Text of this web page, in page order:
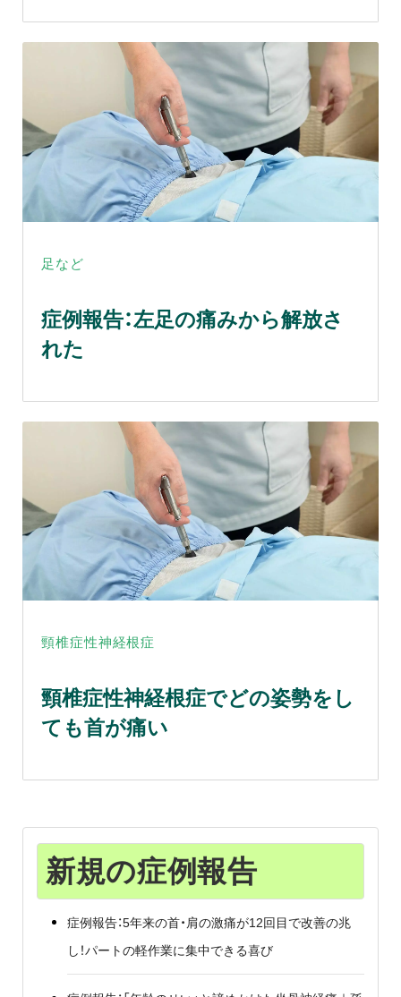
足など
症例報告：左足の痛みから解放さ
れた
頸椎症性神経根症
頸椎症性神経根症でどの姿勢をし
ても首が痛い
新規の症例報告
症例報告：5年来の首・肩の激痛が12回目で改善の兆
し！パートの軽作業に集中できる喜び